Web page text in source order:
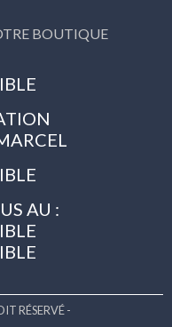
BOUTIQUE
AU :
RÉSERVÉ -